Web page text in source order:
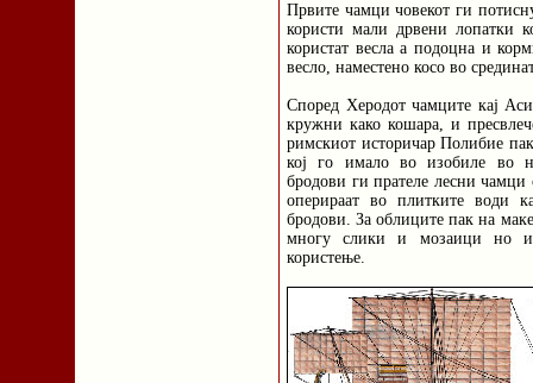
Првите чамци човекот ги
користи мали дрвени лопатки
користат весла а подоцна и
весло, наместено косо во
Според Херодот чамците кај
кружни како кошара, и
римскиот историчар Полибие
кој го имало во изобиле во
бродови ги прателе лесни
оперираат во плитките води
бродови. За облиците пак на
многу слики и мозаици но
користење.